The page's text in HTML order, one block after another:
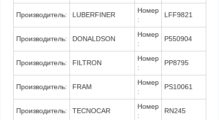
Производитель: LUBERFINER
Номер
:
LFF9821
Производитель: DONALDSON
Номер
:
P550904
Производитель: FILTRON
Номер
:
PP8795
Производитель: FRAM
Номер
:
PS10061
Производитель: TECNOCAR
Номер
:
RN245